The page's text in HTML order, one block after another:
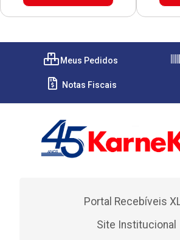
Meus Pedidos
Notas Fiscais
Portal Recebíveis
Site Institucional